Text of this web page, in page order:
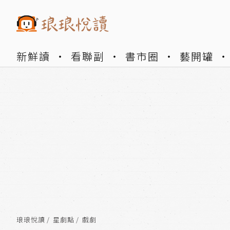
新鮮讀 看聯副 書市圈 藝開罐
琅琅悅讀 星劇點 戲劇